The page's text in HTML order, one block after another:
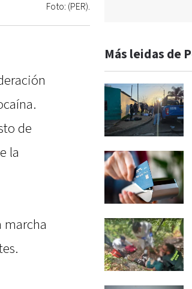
Foto: (PER).
de
la
marcha
Más leidas de